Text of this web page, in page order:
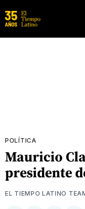
POLÍTICA
Mauricio
presidente
EL TIEMPO LATINO